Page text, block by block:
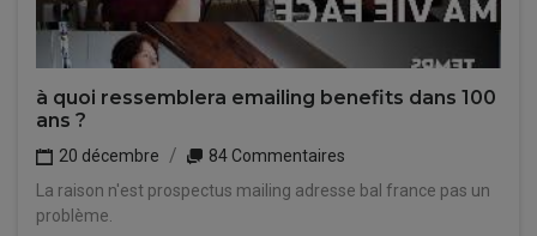
à quoi ressemblera emailing benefits dans 100
ans ?
20 décembre
84 Commentaires
La raison n'est prospectus mailing adresse bal france pas un
problème.